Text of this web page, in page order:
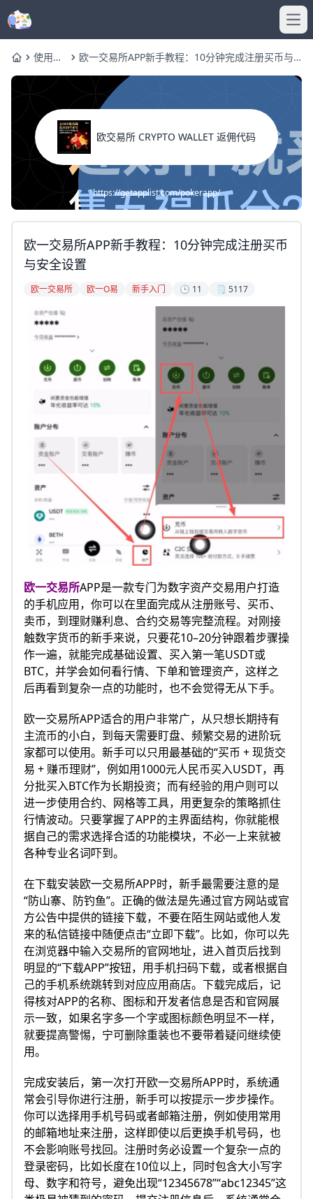
Home使用帮
欧一交易所APP新手教程：10分钟完成注册买币与
欧交易所 CRYPTO WALLET 返佣代码
https://getapplist.com/pokerapp/
欧一交易所APP新手教程：10分钟完成注册买币
与安全设置
欧一交易所 欧一O易 新手入门 🕒 11 🗒️ 5117
欧一交易所APP是一款专门为数字资产交易用户打造
的手机应用，你可以在里面完成从注册账号、买币、
卖币，到理财赚利息、合约交易等完整流程。对刚接
触数字货币的新手来说，只要花10–20分钟跟着步骤操
作一遍，就能完成基础设置、买入第一笔USDT或
BTC，并学会如何看行情、下单和管理资产，这样之
后再看到复杂一点的功能时，也不会觉得无从下手。
欧一交易所APP适合的用户非常广，从只想长期持有
主流币的小白，到每天需要盯盘、频繁交易的进阶玩
家都可以使用。新手可以只用最基础的“买币 + 现货交
易 + 赚币理财”，例如用1000元人民币买入USDT，再
分批买入BTC作为长期投资；而有经验的用户则可以
进一步使用合约、网格等工具，用更复杂的策略抓住
行情波动。只要掌握了APP的主界面结构，你就能根
据自己的需求选择合适的功能模块，不必一上来就被
各种专业名词吓到。
在下载安装欧一交易所APP时，新手最需要注意的是
“防山寨、防钓鱼”。正确的做法是先通过官方网站或官
方公告中提供的链接下载，不要在陌生网站或他人发
来的私信链接中随便点击“立即下载”。比如，你可以先
在浏览器中输入交易所的官网地址，进入首页后找到
明显的“下载APP”按钮，用手机扫码下载，或者根据自
己的手机系统跳转到对应应用商店。下载完成后，记
得核对APP的名称、图标和开发者信息是否和官网展
示一致，如果名字多一个字或图标颜色明显不一样，
就要提高警惕，宁可删除重装也不要带着疑问继续使
用。
完成安装后，第一次打开欧一交易所APP时，系统通
常会引导你进行注册，新手可以按提示一步步操作。
你可以选择用手机号码或者邮箱注册，例如使用常用
的邮箱地址来注册，这样即使以后更换手机号码，也
不会影响账号找回。注册时务必设置一个复杂一点的
登录密码，比如长度在10位以上，同时包含大小写字
母、数字和符号，避免出现“12345678”“abc12345”这